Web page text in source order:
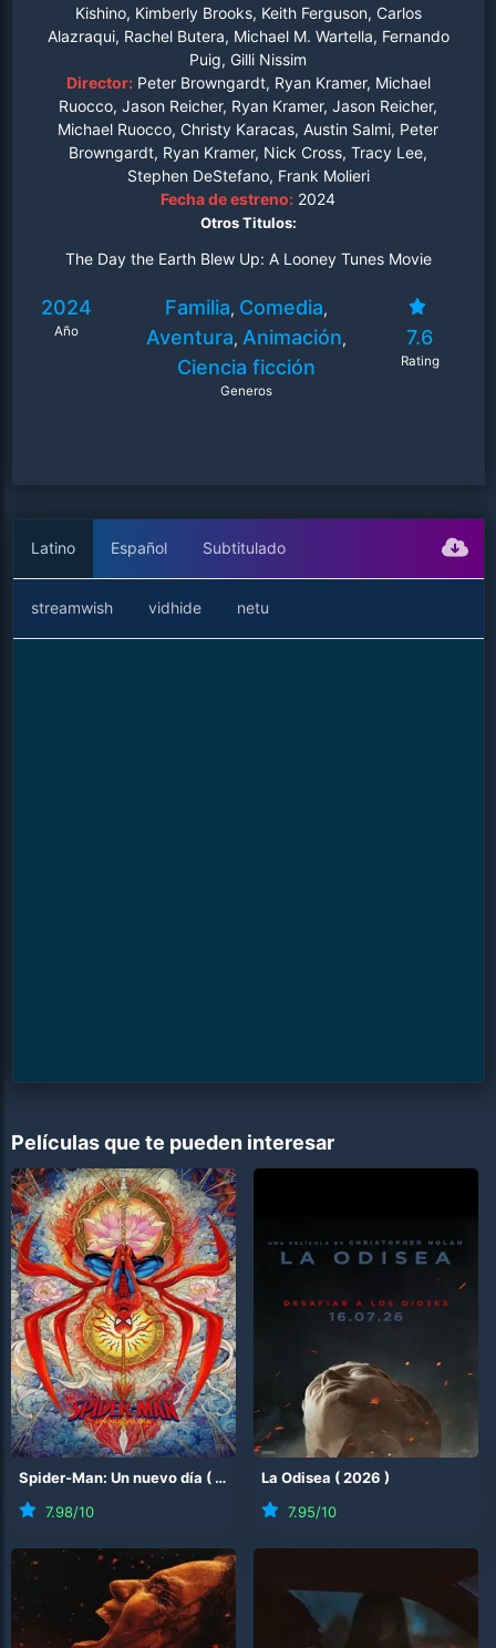
todo pronóstico, los dos están decididos a salvar su
ciudad y el mundo.
Kishino, Kimberly Brooks, Keith Ferguson, Carlos
Alazraqui, Rachel Butera, Michael M. Wartella, Fernando
Puig, Gilli Nissim
Director: Peter Browngardt, Ryan Kramer, Michael
Ruocco, Jason Reicher, Ryan Kramer, Jason Reicher,
Michael Ruocco, Christy Karacas, Austin Salmi, Peter
Browngardt, Ryan Kramer, Nick Cross, Tracy Lee,
Stephen DeStefano, Frank Molieri
Fecha de estreno: 2024
Otros Titulos:
The Day the Earth Blew Up: A Looney Tunes Movie
2024
Año
Familia, Comedia,
Aventura, Animación,
Ciencia ficción
Generos
7.6
Rating
Latino Español Subtitulado
streamwish vidhide netu
Películas que te pueden interesar
Spider-Man: Un nuevo día ( 2026
7.98/10
La Odisea (2026 )
7.95/10